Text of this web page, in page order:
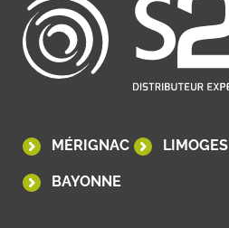
MÉRIGNAC LIMOGES
BAYONNE